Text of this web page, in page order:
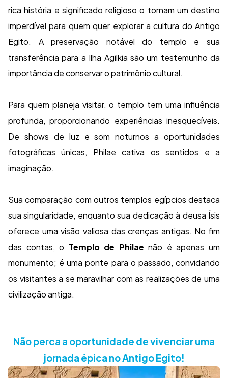
rica história e significado religioso o tornam um destino
imperdível para quem quer explorar a cultura do Antigo
Egito. A preservação notável do templo e sua
transferência para a Ilha Agilkia são um testemunho da
importância de conservar o patrimônio cultural.
Para quem planeja visitar, o templo tem uma influência
profunda, proporcionando experiências inesquecíveis.
De shows de luz e som noturnos a oportunidades
fotográficas únicas, Philae cativa os sentidos e a
imaginação.
Sua comparação com outros templos egípcios destaca
sua singularidade, enquanto sua dedicação à deusa Ísis
oferece uma visão valiosa das crenças antigas. No fim
das contas, o Templo de Philaenão é apenas um
monumento; é uma ponte para o passado, convidando
os visitantes a se maravilhar com as realizações de uma
civilização antiga.
Não perca a oportunidade de vivenciar uma
jornada épica no Antigo Egito!